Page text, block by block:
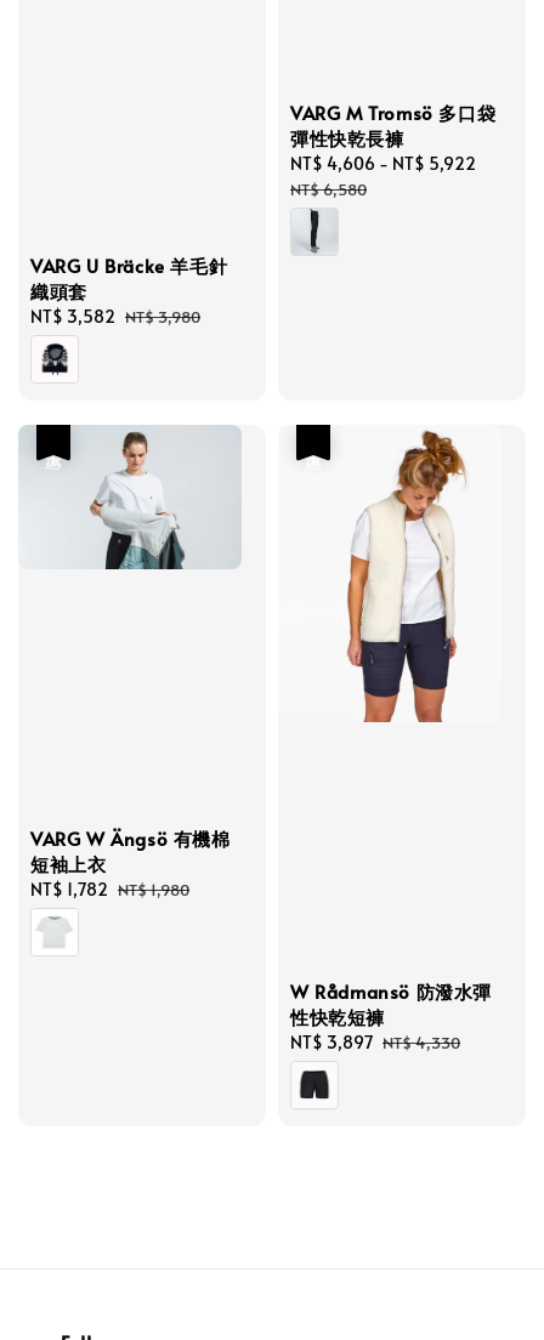
VARG U Bräcke 羊毛針
織頭套
Sale
price
NT$ 3,582 Regular
NT$ 3,980
VARG M Tromsö 多口袋
彈性快乾長褲
Sale
price
NT$ 4,606 - NT$ 5,922
NT$ 6,580
VARG W Ängsö 有機棉
短袖上衣
Sale
price
NT$ 1,782 Regular
NT$ 1,980
W Rådmansö 防潑水彈
性快乾短褲
Sale
price
NT$ 3,897 Regular
NT$ 4,330